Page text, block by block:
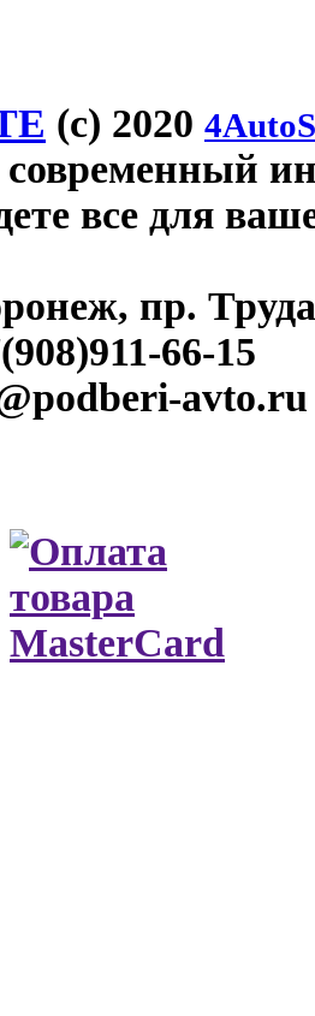
(c) 2020
современный
все для
пр.
66-15
avto.ru